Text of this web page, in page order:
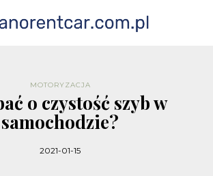
MOTORYZACJA
o czystość szyb w
samochodzie?
2021-01-15